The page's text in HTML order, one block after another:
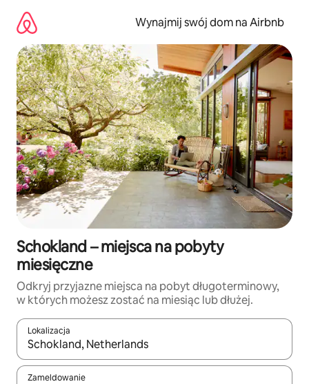
treści
Wynajmij swój dom na Airbnb
Schokland – miejsca na pobyty
miesięczne
Odkryj przyjazne miejsca na pobyt długoterminowy,
w których możesz zostać na miesiąc lub dłużej.
Lokalizacja
Gdy wyniki będą dostępne, możesz poruszać się po nich za
Zameldowanie